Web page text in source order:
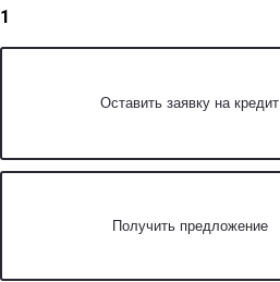
1
Оставить заявку на кредит
Получить предложение